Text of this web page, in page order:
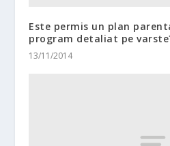
Este permis un plan
program detaliat pe
13/11/2014